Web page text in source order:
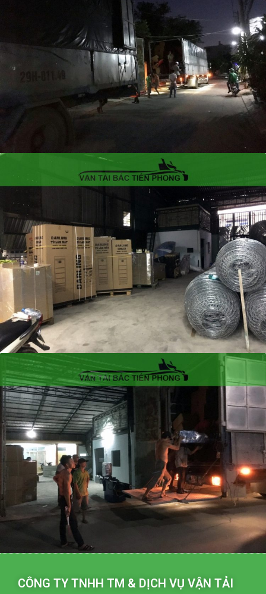
CÔNG TY TNHH TM & DỊCH VỤ VẬN TẢI